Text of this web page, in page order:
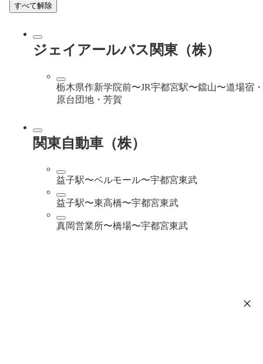
すべて解除
ジェイアールバス関東（株）
栃木県作新学院前〜JR宇都宮駅〜鐺山〜道場宿
原台団地・芳賀
関東自動車（株）
益子駅〜ベルモール〜宇都宮東武
益子駅〜東高橋〜宇都宮東武
真岡営業所〜橋場〜宇都宮東武